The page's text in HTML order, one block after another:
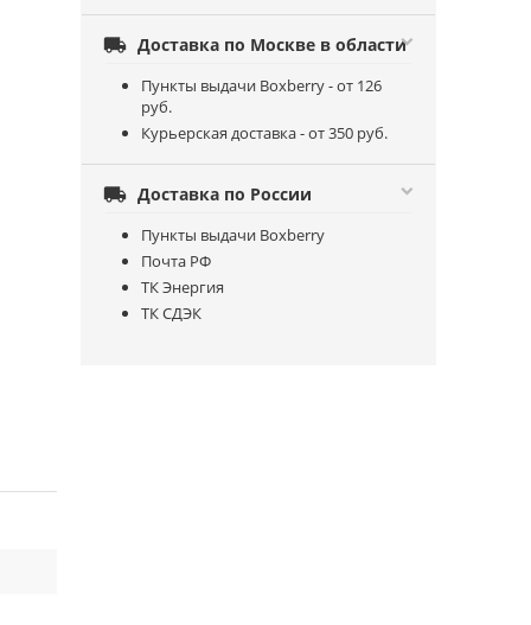
 Доставка по Москве в области
Пункты выдачи Boxberry - от 126
руб.
Курьерская доставка - от 350 руб.
 Доставка по России
Пункты выдачи Boxberry
Почта РФ
ТК Энергия
ТК СДЭК